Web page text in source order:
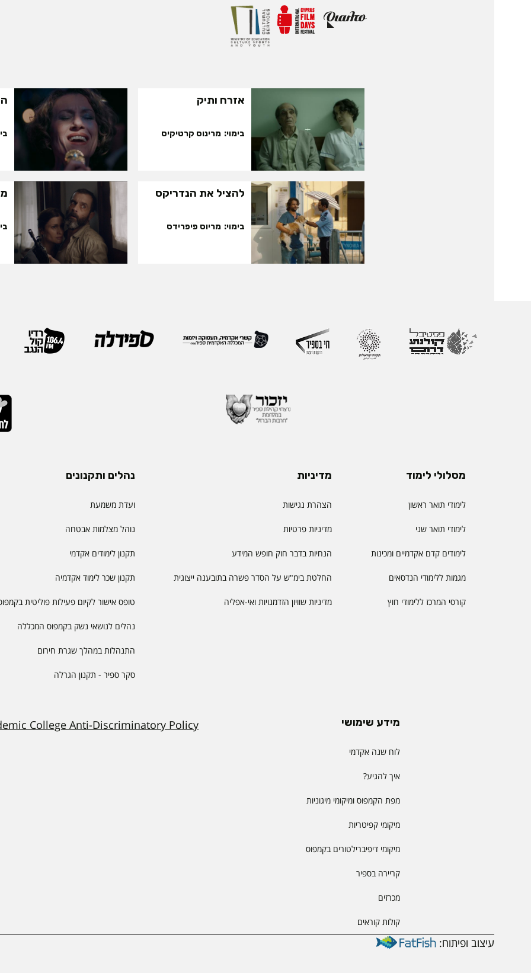
אזרח ותיק
בימוי מרינוס קרטיקיס
להציל את הנדריקס
בימוי מריוס פיפרידס
מסלולי לימוד
לימודי תואר ראשון
לימודי תואר שני
לימודים קדם אקדמיים ומכינות
מגמות ללימודי הנדסאים
קורסי המרכז ללימודי חוץ
מדיניות
הצהרת נגישות
מדיניות פרטיות
הנחיות בדבר חוק חופש המידע
החלטת בימ"ש על הסדר פשרה בתובענה ייצוגית
מדיניות שוויון הזדמנויות ואי-אפליה
נהלים ותקנונים
ועדת משמעת
נוהל מצלמות אבטחה
תקנון לימודים אקדמי
תקנון שכר לימוד אקדמיה
טופס אישור לקיום פעילות פוליטית
נהלים לנושאי נשק בקמפוס המכללה
התנהלות במהלך שגרת חירום
סקר ספיר - תקנון הגרלה
מידע שימושי
לוח שנה אקדמי
איך להגיע?
מפת הקמפוס ומיקומי מיגוניות
מיקומי קפיטריות
מיקומי דיפיברילטורים בקמפוס
קריירה בספיר
מכרזים
קולות קוראים
College Anti-Discriminatory Policy
עיצוב ופיתוח: